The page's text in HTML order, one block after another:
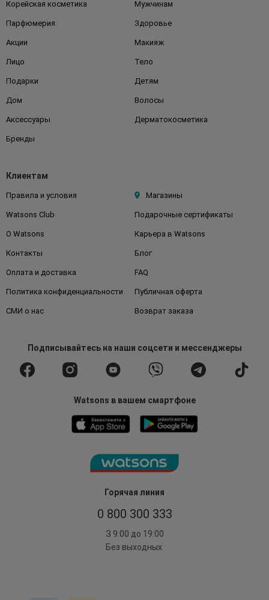
Горячая линия
0 800 300 333
З 9:00 до 19:00
Без выходных
Корейская косметика Мужчинам
Парфюмерия Здоровье
Акции Макияж
Лицо Тело
Подарки Детям
Дом Волосы
Аксессуары Дерматокосметика
Бренды
Клиентам
Правила и условия Магазины
Watsons Club Подарочные сертификаты
О Watsons Карьера в Watsons
Контакты Блог
Оплата и доставка FAQ
Политика конфиденциальности Публичная оферта
СМИ о нас Возврат заказа
Подписывайтесьна наши соцсети и мессенджеры
Watsons в вашем смартфоне